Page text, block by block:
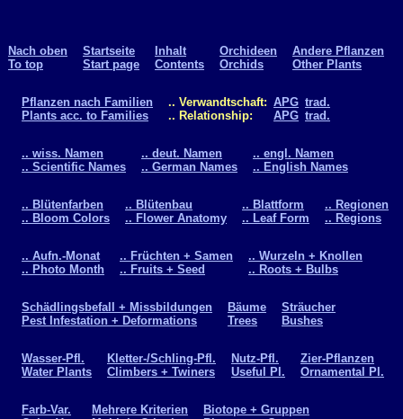
Nach oben
To top
Startseite
Start page
Inhalt
Contents
Orchideen
Orchids
Andere Pflanzen
Other Plants
Pflanzen nach Familien
Plants acc. to Families
.. Verwandtschaft:
.. Relationship:
APG
APG
trad.
trad.
.. wiss. Namen
.. Scientific Names
.. deut. Namen
.. German Names
.. engl. Namen
.. English Names
.. Blütenfarben
.. Bloom Colors
.. Blütenbau
.. Flower Anatomy
.. Blattform
.. Leaf Form
.. Regionen
.. Regions
.. Aufn.-Monat
.. Photo Month
.. Früchten + Samen
.. Fruits + Seed
.. Wurzeln + Knollen
.. Roots + Bulbs
Schädlingsbefall + Missbildungen
Pest Infestation + Deformations
Bäume
Trees
Sträucher
Bushes
Wasser-Pfl.
Water Plants
Kletter-/Schling-Pfl.
Climbers + Twiners
Nutz-Pfl.
Useful Pl.
Zier-Pflanzen
Ornamental Pl.
Farb-Var.
Mehrere Kriterien
Biotope + Gruppen